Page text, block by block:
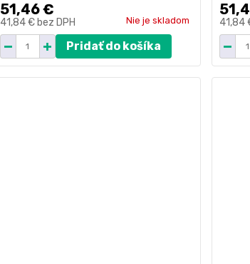
51,46 €
41,84 € bez DPH Nie je skladom
Pridať do košíka
41,84